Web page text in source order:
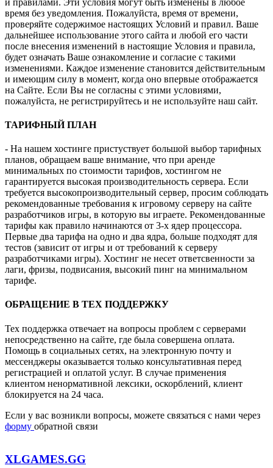
время без уведомления. Пожалуйста, время от времени,
проверяйте содержимое настоящих Условий и правил. Ваше
дальнейшее использование этого сайта и любой его части
после внесения изменений в настоящие Условия и правила,
будет означать Ваше ознакомление и согласие с такими
изменениями. Каждое изменение становится действительным
и имеющим силу в момент, когда оно впервые отображается
на Сайте. Если Вы не согласны с этими условиями,
пожалуйста, не регистрируйтесь и не используйте наш сайт.
ТАРИФНЫЙ ПЛАН
- На нашем хостинге пристуствует большой выбор тарифных
планов, обращаем ваше внимание, что при аренде
минимальных по стоимости тарифов, хостингом не
гарантируется высокая производительность сервера. Если
требуется высокопроизводительный сервер, просим соблюдать
рекомендованные требования к игровому серверу на сайте
разработчиков игры, в которую вы играете. Рекомендованные
тарифы как правило начинаются от 3-х ядер процессора.
Первые два тарифа на одно и два ядра, больше подходят для
тестов (зависит от игры и от требований к серверу
разработчиками игры). Хостинг не несет ответсвенности за
лаги, фризы, подвисания, высокий пинг на минимальном
тарифе.
ОБРАЩЕНИЕ В ТЕХ ПОДДЕРЖКУ
Тех поддержка отвечает на вопросы проблем с серверами
непосредственно на сайте, где была совершена оплата.
Помощь в социальных сетях, на электронную почту и
мессенджеры оказывается только консультативная перед
регистрацией и оплатой услуг. В случае применения
клиентом ненормативной лексики, оскорблений, клиент
блокируется на 24 часа.
Если у вас возникли вопросы, можете связаться с нами через
форму обратной связи
XLGAMES.GG